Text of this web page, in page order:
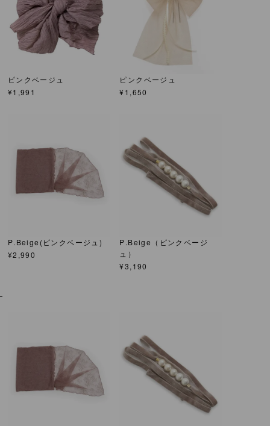
ピンクベージュ
¥1,991
ピンクベージュ
¥1,650
P.Beige(ピンクベージュ)
¥2,990
P.Beige（ピンクベージ
ュ）
¥3,190